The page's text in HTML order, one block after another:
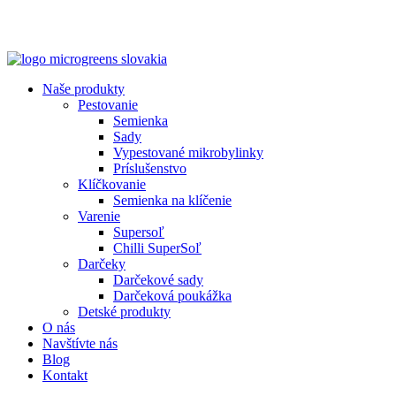
Naše produkty
Pestovanie
Semienka
Sady
Vypestované mikrobylinky
Príslušenstvo
Klíčkovanie
Semienka na klíčenie
Varenie
Supersoľ
Chilli SuperSoľ
Darčeky
Darčekové sady
Darčeková poukážka
Detské produkty
O nás
Navštívte nás
Blog
Kontakt